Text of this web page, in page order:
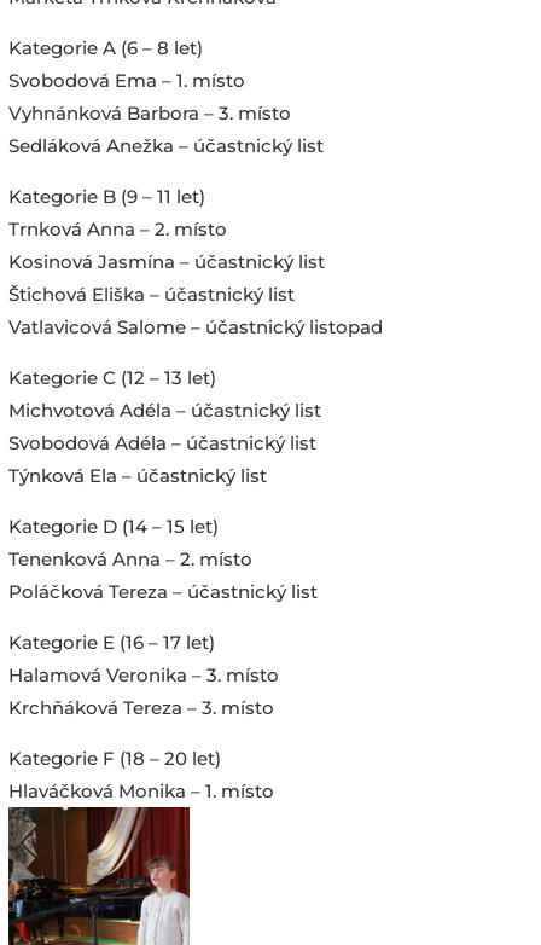
Kategorie A (6 – 8 let)
Svobodová Ema – 1. místo
Vyhnánková Barbora – 3. místo
Sedláková Anežka – účastnický list
Kategorie B (9 – 11 let)
Trnková Anna – 2. místo
Kosinová Jasmína – účastnický list
Štichová Eliška – účastnický list
Vatlavicová Salome – účastnický listopad
Kategorie C (12 – 13 let)
Michvotová Adéla – účastnický list
Svobodová Adéla – účastnický list
Týnková Ela – účastnický list
Kategorie D (14 – 15 let)
Tenenková Anna – 2. místo
Poláčková Tereza – účastnický list
Kategorie E (16 – 17 let)
Halamová Veronika – 3. místo
Krchňáková Tereza – 3. místo
Kategorie F (18 – 20 let)
Hlaváčková Monika – 1. místo